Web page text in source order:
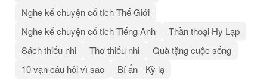
Nghe kể chuyện cổ tích Thế Giới
Nghe kể chuyện cổ tích Tiếng Anh
Thần thoại Hy Lạp
Sách thiếu nhi
Thơ thiếu nhi
Quà tặng cuộc sống
10 vạn câu hỏi vì sao
Bí ẩn - Kỳ lạ